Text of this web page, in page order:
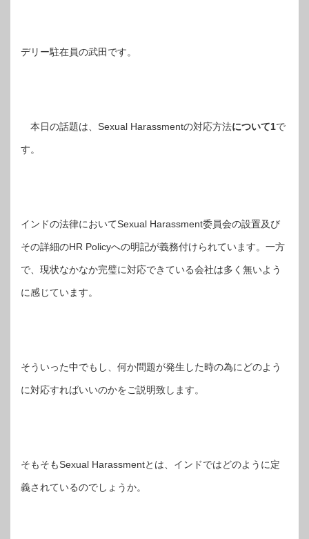
デリー駐在員の武田です。
本日の話題は、Sexual Harassmentの対応方法について1で
す。
インドの法律においてSexual Harassment委員会の設置及び
その詳細のHR Policyへの明記が義務付けられています。一方
で、現状なかなか完璧に対応できている会社は多く無いよう
に感じています。
そういった中でもし、何か問題が発生した時の為にどのよう
に対応すればいいのかをご説明致します。
そもそもSexual Harassmentとは、インドではどのように定
義されているのでしょうか。